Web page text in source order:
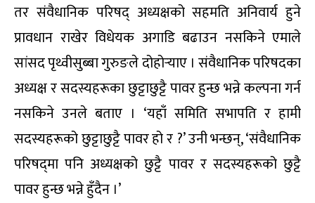
तर संवैधानिक परिषद् अध्यक्षको सहमति अनिवार्य हुने
प्रावधान राखेर विधेयक अगाडि बढाउन नसकिने एमाले
सांसद पृथ्वीसुब्बा गुरुङले दोहोर्‍याए । संवैधानिक परिषदका
अध्यक्ष र सदस्यहरूका छुट्टाछुट्टै पावर हुन्छ भन्ने कल्पना गर्न
नसकिने उनले बताए । ‘यहाँ समिति सभापति र हामी
सदस्यहरूको छुट्टाछुट्टै पावर हो र ?’ उनी भन्छन्, ‘संवैधानिक
परिषद्‌मा पनि अध्यक्षको छुट्टै पावर र सदस्यहरूको छुट्टै
पावर हुन्छ भन्ने हुँदैन ।’